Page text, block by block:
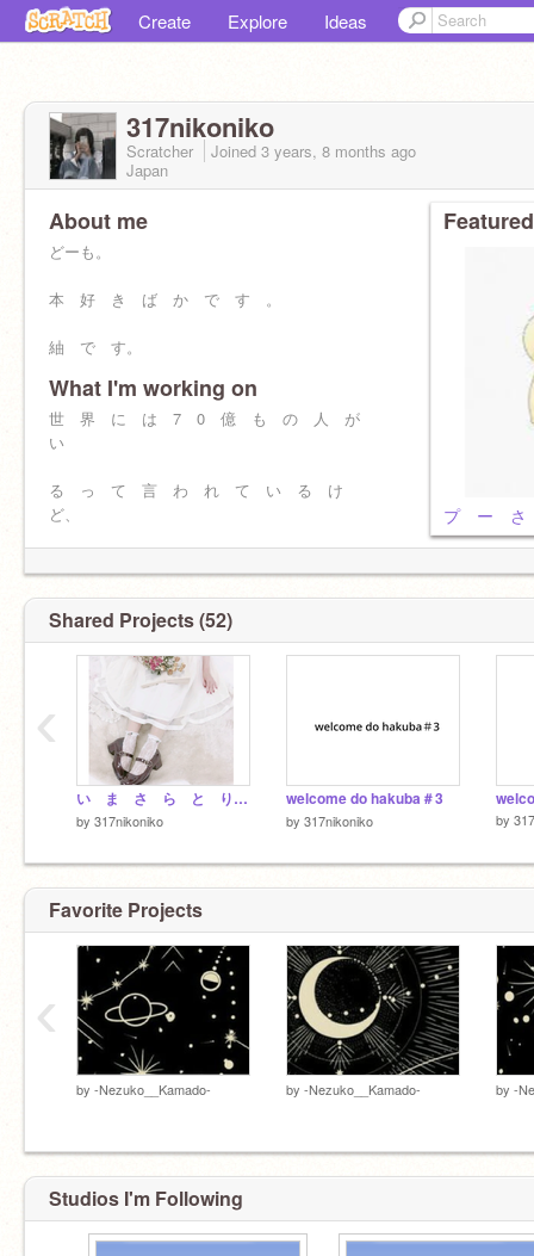
Create Explore Ideas
317nikoniko
Scratcher Joined 3 years, 8 months ago
Japan
About me
どーも。
本 好 き ば か で す 。
紬 で す。
つ む む っ て 呼 ん で ね ぇー
仲 良 く し よ ー や 〜
サブ垢@__-tumugi-__
「 初 見 た め ◯ 」
っ て 書 い て あ る 人 に は
最 初 っ か ら タ メ で い く
や ん す 。ち な 、 初 見 た め
What I'm working on
世 界 に は 7 0 億 も の 人 が
い
る っ て 言 わ れ て い る け
ど、
3 0 0 0 0 人 と 言 わ れ て
る。
0.0004％ の 確 率 で
私 を 見 つ け て く れ た 人 。
心 か ら 感 謝 し ま す 。
Shared Projects (52)
い ま さ ら と り せ つ
by 317nikoniko
welcome do hakuba＃3
by 317nikoniko by
‹
Favorite Projects
by -Nezuko__Kamado- by -Nezuko__Kamado- by -
‹
Studios I'm Following